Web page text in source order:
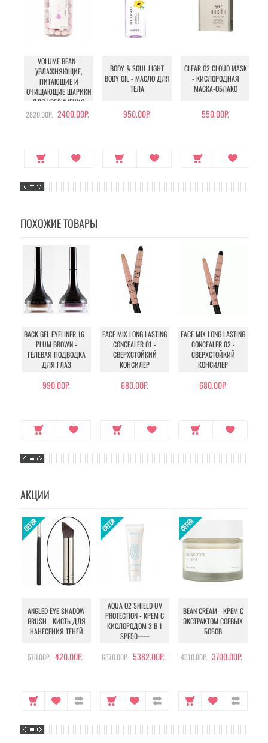
VOLUME BEAN -
УВЛАЖНЯЮЩИЕ,
ПИТАЮЩИЕ И
ОЧИЩАЮЩИЕ ШАРИКИ
ДЛЯ УВЕЛИЧЕНИЯ
ОБЪЕМА ГРУДИ И
2820.00Р. 2400.00Р.
BODY & SOUL LIGHT
BODY OIL - МАСЛО ДЛЯ
ТЕЛА
950.00Р.
CLEAR O2 CLOUD MASK
- КИСЛОРОДНАЯ
МАСКА-ОБЛАКО
550.00Р.
ПОХОЖИЕ ТОВАРЫ
BACK GEL EYELINER 16 -
PLUM BROWN -
ГЕЛЕВАЯ ПОДВОДКА
ДЛЯ ГЛАЗ
990.00Р.
FACE MIX LONG LASTING
CONCEALER 01 -
СВЕРХСТОЙКИЙ
КОНСИЛЕР
680.00Р.
FACE MIX LONG LASTING
CONCEALER 02 -
СВЕРХСТОЙКИЙ
КОНСИЛЕР
680.00Р.
АКЦИИ
ANGLED EYE SHADOW
BRUSH - КИСТЬ ДЛЯ
НАНЕСЕНИЯ ТЕНЕЙ
570.00Р. 420.00Р.
AQUA O2 SHIELD UV
PROTECTION - КРЕМ С
КИСЛОРОДОМ 3 В 1
SPF50++++
6570.00Р. 5382.00Р.
BEAN CREAM - КРЕМ С
ЭКСТРАКТОМ СОЕВЫХ
БОБОВ
4510.00Р. 3700.00Р.